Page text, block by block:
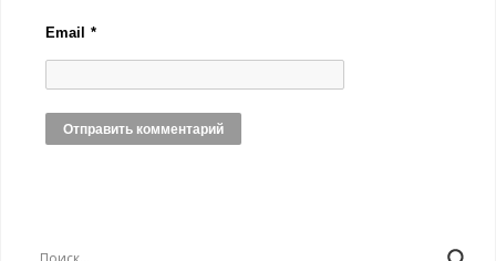
Email*